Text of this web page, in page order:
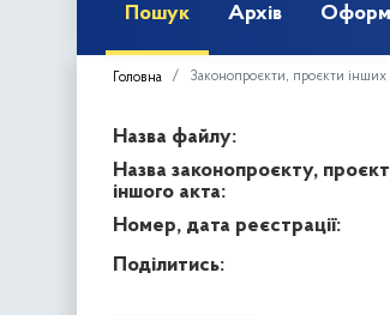
Пошук Архів
Головна Законопроєкти, проєкти інших
Назва файлу:
Назва законопроєкту,
іншого акта:
Номер, дата реєстрації:
Поділитись: